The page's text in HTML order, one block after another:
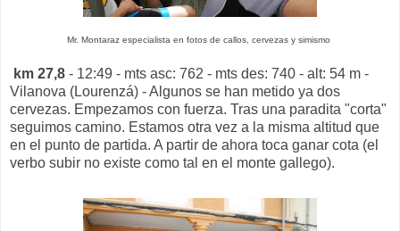
Mr. Montaraz especialista en fotos de callos, cervezas y simismo
km 27,8 - 12:49 - mts asc: 762 - mts des: 740 - alt: 54 m -
Vilanova (Lourenzá) - Algunos se han metido ya dos
cervezas. Empezamos con fuerza. Tras una paradita "corta"
seguimos camino. Estamos otra vez a la misma altitud que
en el punto de partida. A partir de ahora toca ganar cota (el
verbo subir no existe como tal en el monte gallego).